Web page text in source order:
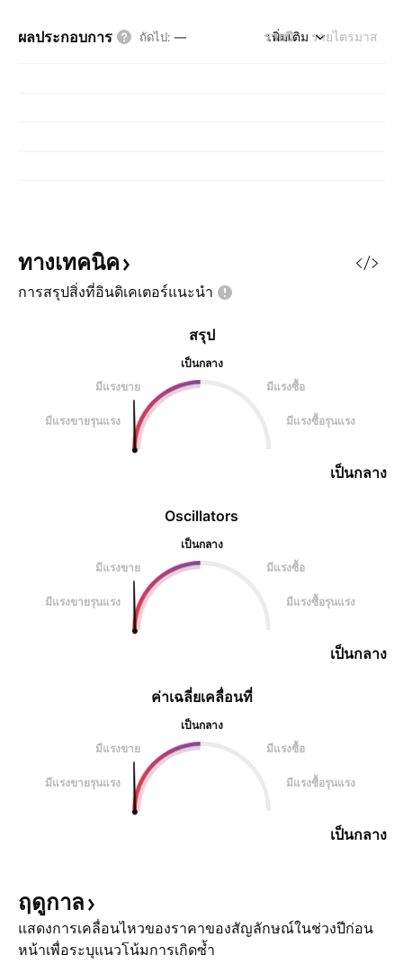
ผลประกอบการ ถัดไป: — รายปี รายไตรมาส
เพิ่มเติม
ทางเทคนิค
การสรุปสิ่งที่อินดิเคเตอร์แนะนำ
Oscillators
เป็นกลาง
มีแรงขาย
มีแรงซื้อ
มีแรงขายรุนแรง มีแรงซื้อรุนแรง
เป็นกลาง
สรุป
เป็นกลาง
มีแรงขาย
มีแรงซื้อ
มีแรงขายรุนแรง มีแรงซื้อรุนแรง
เป็นกลาง
ค่าเฉลี่ยเคลื่อนที่
เป็นกลาง
มีแรงขาย
มีแรงซื้อ
มีแรงขายรุนแรง มีแรงซื้อรุนแรง
เป็นกลาง
ฤดูกาล
แสดงการเคลื่อนไหวของราคาของสัญลักษณ์ในช่วงปีก่อน
หน้าเพื่อระบุแนวโน้มการเกิดซ้ำ